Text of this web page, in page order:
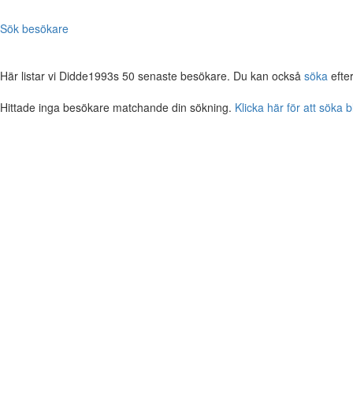
Sök besökare
Här listar vi Didde1993s 50 senaste besökare. Du kan också söka
Hittade inga besökare matchande din sökning. Klicka här för att söka